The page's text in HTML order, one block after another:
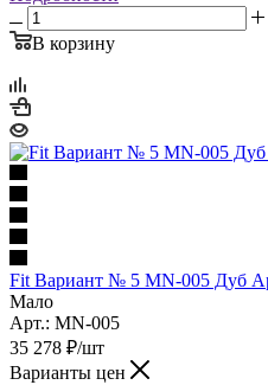
В корзину
Fit Вариант № 5 MN-005 Дуб
Мало
Арт.: MN-005
35 278 ₽/шт
Варианты цен